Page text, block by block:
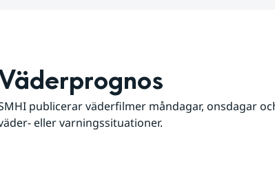
publicerar väderfilmer måndagar, onsdagar
eller varningssituationer.